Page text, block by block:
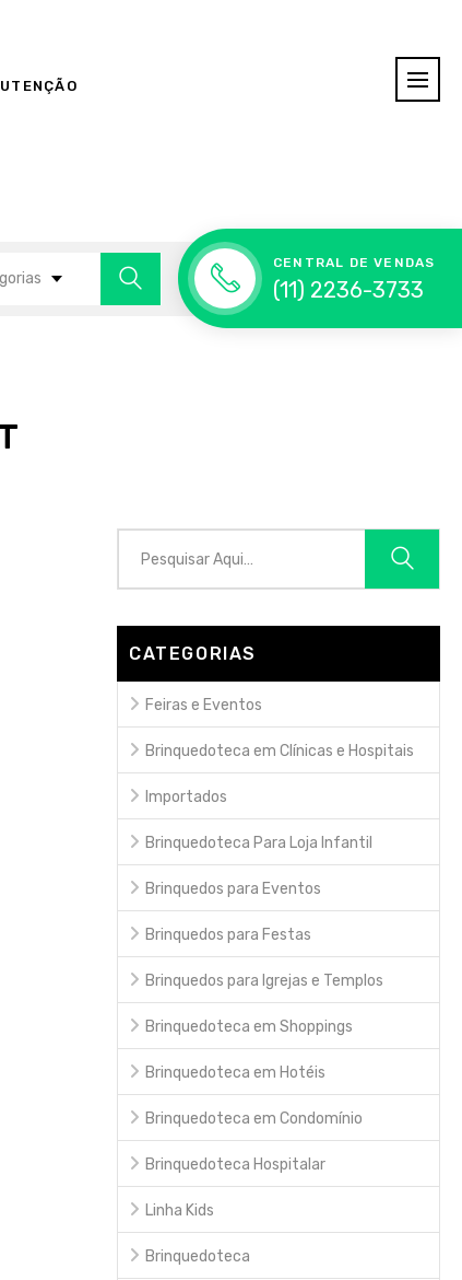
CENTRAL DE VENDAS
(11) 2236-3733
CATEGORIAS
Feiras e Eventos
Brinquedoteca em Clínicas e Hospitais
Importados
Brinquedoteca Para Loja Infantil
Brinquedos para Eventos
Brinquedos para Festas
Brinquedos para Igrejas e Templos
Brinquedoteca em Shoppings
Brinquedoteca em Hotéis
Brinquedoteca em Condomínio
Brinquedoteca Hospitalar
Linha Kids
Brinquedoteca